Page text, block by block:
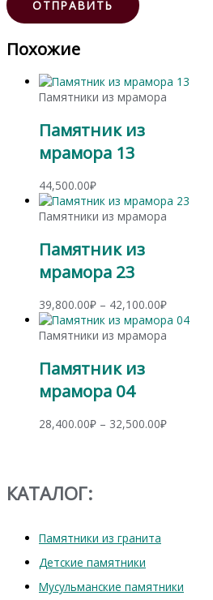
Похожие
Памятники из мрамора
Памятник из
мрамора 13
44,500.00₽
Памятники из мрамора
Памятник из
мрамора 23
39,800.00₽ – 42,100.00₽Диапазон
цен:
Памятники из мрамора
Памятник из
мрамора 04
28,400.00₽ – 32,500.00₽Диапазон
КАТАЛОГ:
Памятники из гранита
Детские памятники
Мусульманские памятники